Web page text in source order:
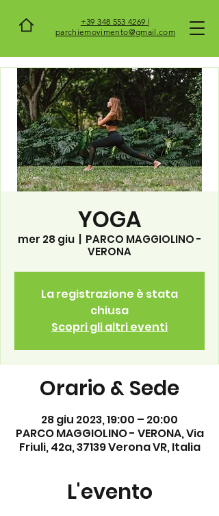
+39 348 553 4269 |
parchiemovimento@gmail.com
YOGA
mer 28 giu
  |
PARCO MAGGIOLINO -
VERONA
La registrazione è stata
chiusa
Scopri gli altri eventi
Orario & Sede
28 giu 2023, 19:00 – 20:00
PARCO MAGGIOLINO - VERONA, Via
Friuli, 42a, 37139 Verona VR, Italia
L'evento